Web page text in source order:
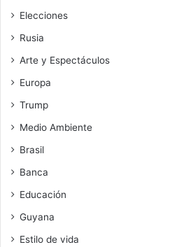
Elecciones
Rusia
Arte y Espectáculos
Europa
Trump
Medio Ambiente
Brasil
Banca
Educación
Guyana
Estilo de vida